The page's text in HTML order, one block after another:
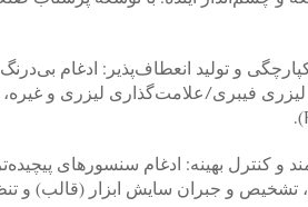
و تولید انعطاف‌پذیر: ادغام
و کنترل بهینه: ادغام سنسورهای
تشخیص و جبران سایش ابزار (قالب) و